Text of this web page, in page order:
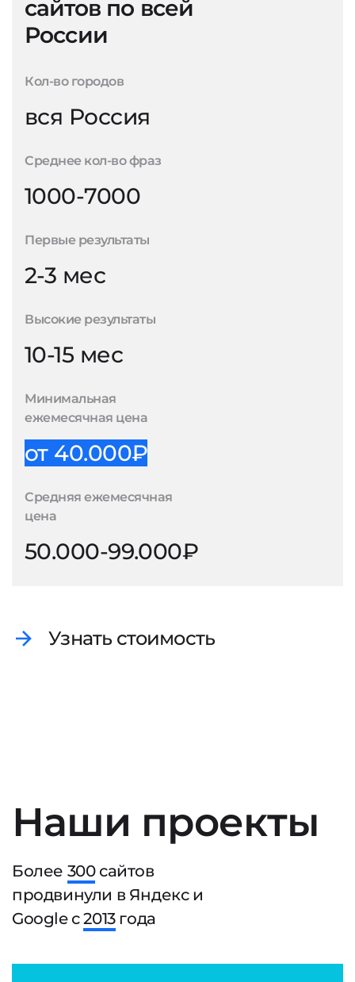
сайтов по всей
России
Кол-во городов
вся Россия
Среднее кол-во фраз
1000-7000
Первые результаты
2-3 мес
Высокие результаты
10-15 мес
Минимальная
ежемесячная цена
от 40.000₽
Средняя ежемесячная
цена
50.000-99.000₽
Узнать стоимость
Наши проекты
Более 300сайтов
продвинули в Яндекс и
Google с2013года